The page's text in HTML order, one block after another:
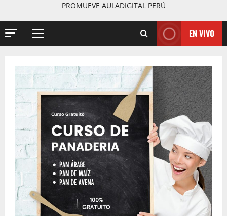
PROMUEVE AULADIGITAL PERÚ
Menú
EN VIVO